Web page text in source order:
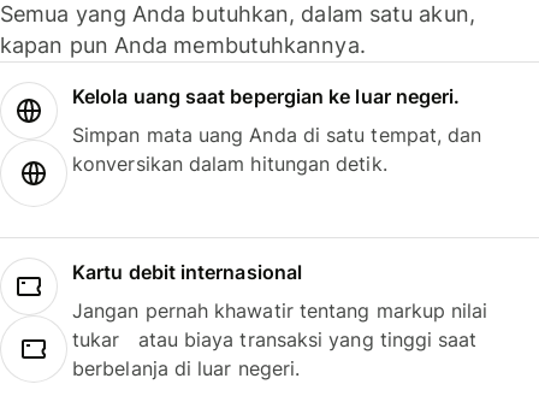
Semua yang Anda butuhkan, dalam satu akun,
kapan pun Anda membutuhkannya.
Kelola uang saat bepergian ke luar negeri.
Simpan mata uang Anda di satu tempat, dan
konversikan dalam hitungan detik.
Kartu debit internasional
Jangan pernah khawatir tentang markup nilai
tukar atau biaya transaksi yang tinggi saat
berbelanja di luar negeri.